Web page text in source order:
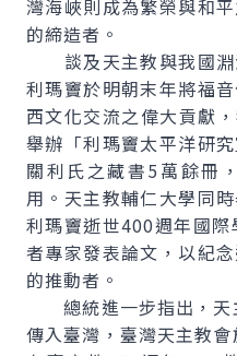
灣海峽則成為繁榮與和
的締造者。
談及天主教與我國淵
利瑪竇於明朝末年將福
西文化交流之偉大貢獻
舉辦「利瑪竇太平洋研
關利氏之藏書5萬餘冊
用。天主教輔仁大學同
利瑪竇逝世400週年國
者專家發表論文，以紀
的推動者。
總統進一步指出，天
傳入臺灣，臺灣天主教